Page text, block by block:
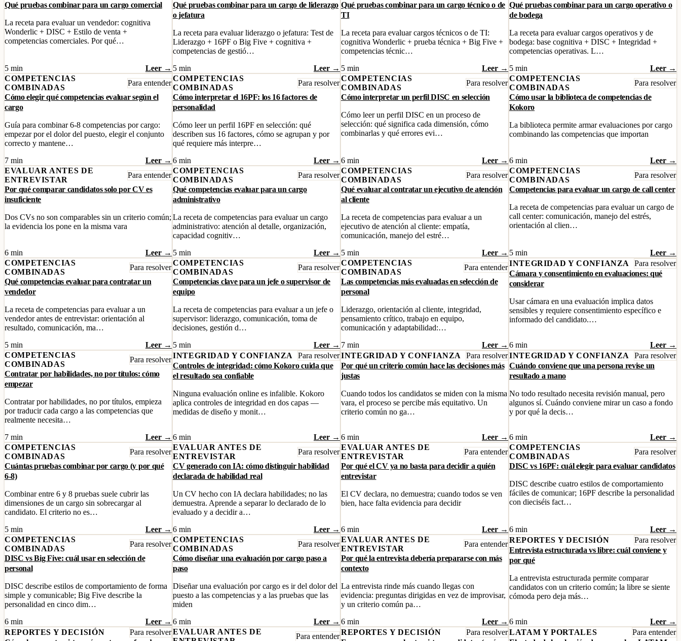
Qué pruebas combinar para un cargo comercial
La receta para evaluar un vendedor: cognitiva
Wonderlic + DISC + Estilo de venta +
competencias comerciales. Por qué…
5 min Leer →
Qué pruebas combinar para un cargo de liderazgo
o jefatura
La receta para evaluar liderazgo o jefatura: Test de
Liderazgo + 16PF o Big Five + cognitiva +
competencias de gestió…
5 min
Leer →
Qué pruebas combinar para un cargo técnico o de
TI
La receta para evaluar cargos técnicos o de TI:
cognitiva Wonderlic + prueba técnica + Big Five +
competencias técnic…
5 min
Leer →
Qué pruebas combinar para un cargo operativo o
de bodega
La receta para evaluar cargos operativos y de
bodega: base cognitiva + DISC + Integridad +
competencias operativas. L…
5 min
Leer →
COMPETENCIAS
COMBINADAS
Para entender
Cómo elegir qué competencias evaluar según el
cargo
Guía para combinar 6-8 competencias por cargo:
empezar por el dolor del puesto, elegir el conjunto
correcto y mantene…
7 min
Leer →
COMPETENCIAS
COMBINADAS
Para resolver
Cómo interpretar el 16PF: los 16 factores de
personalidad
Cómo leer un perfil 16PF en selección: qué
describen sus 16 factores, cómo se agrupan y por
qué requiere más interpre…
6 min
Leer →
COMPETENCIAS
COMBINADAS
Para resolver
Cómo interpretar un perfil DISC en selección
Cómo leer un perfil DISC en un proceso de
selección: qué significa cada dimensión, cómo
combinarlas y qué errores evi…
6 min Leer →
COMPETENCIAS
COMBINADAS
Para resolver
Cómo usar la biblioteca de competencias de
Kokoro
La biblioteca permite armar evaluaciones por cargo
combinando las competencias que importan
6 min
Leer →
EVALUAR ANTES DE
ENTREVISTAR
Para entender
Por qué comparar candidatos solo por CV es
insuficiente
Dos CVs no son comparables sin un criterio común;
la evidencia los pone en la misma vara
6 min Leer →
COMPETENCIAS
COMBINADAS
Para resolver
Qué competencias evaluar para un cargo
administrativo
La receta de competencias para evaluar un cargo
administrativo: atención al detalle, organización,
capacidad cognitiv…
5 min
Leer →
COMPETENCIAS
COMBINADAS
Para resolver
Qué evaluar al contratar un ejecutivo de atención
al cliente
La receta de competencias para evaluar a un
ejecutivo de atención al cliente: empatía,
comunicación, manejo del estré…
5 min
Leer →
COMPETENCIAS
COMBINADAS
Para resolver
Competencias para evaluar un cargo de call center
La receta de competencias para evaluar un cargo de
call center: comunicación, manejo del estrés,
orientación al clien…
5 min
Leer →
COMPETENCIAS
COMBINADAS
Para resolver
Qué competencias evaluar para contratar un
vendedor
La receta de competencias para evaluar a un
vendedor antes de entrevistar: orientación al
resultado, comunicación, ma…
5 min
Leer →
COMPETENCIAS
COMBINADAS
Para resolver
Competencias clave para un jefe o supervisor de
equipo
La receta de competencias para evaluar a un jefe o
supervisor: liderazgo, comunicación, toma de
decisiones, gestión d…
5 min
Leer →
COMPETENCIAS
COMBINADAS
Para entender
Las competencias más evaluadas en selección de
personal
Liderazgo, orientación al cliente, integridad,
pensamiento crítico, trabajo en equipo,
comunicación y adaptabilidad:…
7 min
Leer →
INTEGRIDAD Y CONFIANZA
Para resolver
Cámara y consentimiento en evaluaciones: qué
considerar
Usar cámara en una evaluación implica datos
sensibles y requiere consentimiento específico e
informado del candidato.…
6 min
Leer →
COMPETENCIAS
COMBINADAS
Para resolver
Contratar por habilidades, no por títulos: cómo
empezar
Contratar por habilidades, no por títulos, empieza
por traducir cada cargo a las competencias que
realmente necesita…
7 min
Leer →
INTEGRIDAD Y CONFIANZA
Para resolver
Controles de integridad: cómo Kokoro cuida que
el resultado sea confiable
Ninguna evaluación online es infalible. Kokoro
aplica controles de integridad en dos capas —
medidas de diseño y monit…
6 min Leer →
INTEGRIDAD Y CONFIANZA
Para resolver
Por qué un criterio común hace las decisiones más
justas
Cuando todos los candidatos se miden con la misma
vara, el proceso se percibe más equitativo. Un
criterio común no ga…
6 min Leer →
INTEGRIDAD Y CONFIANZA
Para resolver
Cuándo conviene que una persona revise un
resultado a mano
No todo resultado necesita revisión manual, pero
algunos sí. Cuándo conviene mirar un caso a fondo
y por qué la decis…
6 min
Leer →
COMPETENCIAS
COMBINADAS
Para resolver
Cuántas pruebas combinar por cargo (y por qué
6-8)
Combinar entre 6 y 8 pruebas suele cubrir las
dimensiones de un cargo sin sobrecargar al
candidato. El criterio no es…
5 min
Leer →
EVALUAR ANTES DE
ENTREVISTAR
Para resolver
CV generado con IA: cómo distinguir habilidad
declarada de habilidad real
Un CV hecho con IA declara habilidades; no las
demuestra. Aprende a separar lo declarado de lo
evaluado y a decidir a…
6 min
Leer →
EVALUAR ANTES DE
ENTREVISTAR
Para entender
Por qué el CV ya no basta para decidir a quién
entrevistar
El CV declara, no demuestra; cuando todos se ven
bien, hace falta evidencia para decidir
6 min Leer →
COMPETENCIAS
COMBINADAS
Para resolver
DISC vs 16PF: cuál elegir para evaluar candidatos
DISC describe cuatro estilos de comportamiento
fáciles de comunicar; 16PF describe la personalidad
con dieciséis fact…
6 min
Leer →
COMPETENCIAS
COMBINADAS
Para resolver
DISC vs Big Five: cuál usar en selección de
personal
DISC describe estilos de comportamiento de forma
simple y comunicable; Big Five describe la
personalidad en cinco dim…
6 min
Leer →
COMPETENCIAS
COMBINADAS
Para resolver
Cómo diseñar una evaluación por cargo paso a
paso
Diseñar una evaluación por cargo es ir del dolor del
puesto a las competencias y a las pruebas que las
miden
6 min
Leer →
EVALUAR ANTES DE
ENTREVISTAR
Para entender
Por qué la entrevista debería prepararse con más
contexto
La entrevista rinde más cuando llegas con
evidencia: preguntas dirigidas en vez de improvisar,
y un criterio común pa…
6 min
Leer →
REPORTES Y DECISIÓN
Para resolver
Entrevista estructurada vs libre: cuál conviene y
por qué
La entrevista estructurada permite comparar
candidatos con un criterio común; la libre se siente
cómoda pero deja más…
6 min
Leer →
REPORTES Y DECISIÓN
Para resolverEVALUAR ANTES DE
Para entenderREPORTES Y DECISIÓN
Para resolverLATAM Y PORTALES
Para entender